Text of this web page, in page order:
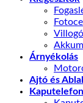
Árnyékolás
Ajtó és
Kaputelefon